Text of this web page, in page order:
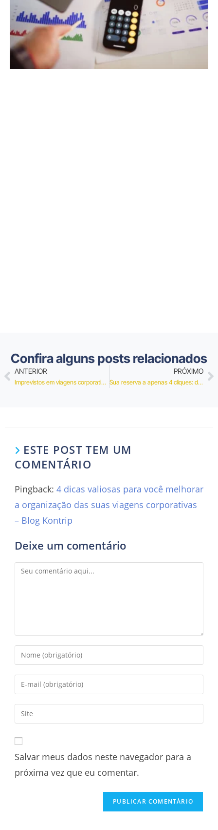
Confira alguns posts relacionados
ANTERIOR
Imprevistos em viagens corporativas? A Kontrip te ajuda a contornar a situação
PRÓXIMO
Sua reserva a apenas 4 cliques: descubra como é fácil realizar sua primeira viagem corporativa
ESTE POST TEM UM
COMENTÁRIO
Pingback: 4 dicas valiosas para você melhorar
a organização das suas viagens corporativas
– Blog Kontrip
Deixe um comentário
Salvar meus dados neste navegador para a
próxima vez que eu comentar.